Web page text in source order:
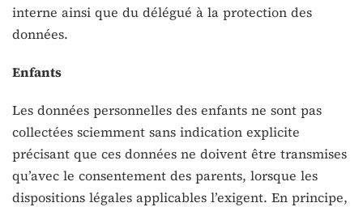
interne ainsi que du délégué à la protection des
données.
Enfants
Les données personnelles des enfants ne sont pas
collectées sciemment sans indication explicite
précisant que ces données ne doivent être transmises
qu’avec le consentement des parents, lorsque les
dispositions légales applicables l’exigent. En principe,